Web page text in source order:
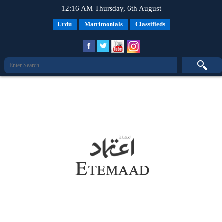
12:16 AM Thursday, 6th August
Urdu Matrimonials Classifieds